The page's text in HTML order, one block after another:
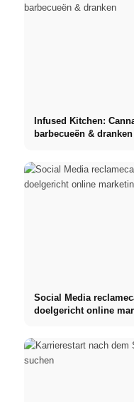
Infused Kitchen:
barbecueën & dranken
Social Media
doelgericht online